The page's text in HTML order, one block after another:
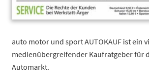
auto motor und sport AUTOKAUF ist ein
medienübergreifender Kaufratgeber für
Automarkt.